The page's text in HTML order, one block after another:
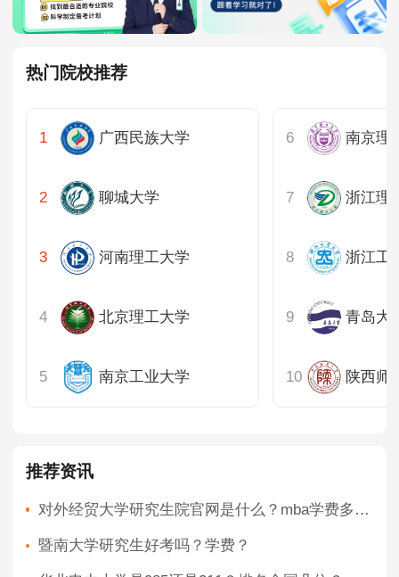
热门院校推荐
广西民族大学
聊城大学
河南理工大学
北京理工大学
南京工业大学
南京理
浙江理
浙江工
青岛大
陕西师
推荐资讯
对外经贸大学研究生院官网是什么？mba学费多少？
暨南大学研究生好考吗？学费？